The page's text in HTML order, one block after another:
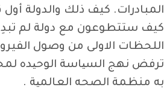
المبادرات. كيف ذلك والدولة
كيف ستتطوعون مع دولة لم تبدِ
اللحظات الاولى من وصول
ترفض نهج السیاسة الوحیده
به منظمة الصحه العالمیة .